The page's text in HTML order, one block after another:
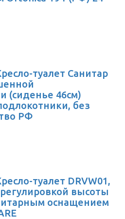
туалет Санитар
(сиденье 46см)
без
РФ
туалет DRVW01,
высоты
оснащением